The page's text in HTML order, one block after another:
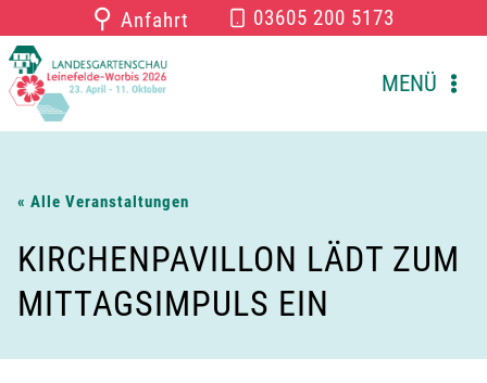
Inhalt
springen
⚲ Anfahrt 03605 200 5173
MENÜ
« Alle Veranstaltungen
KIRCHENPAVILLON LÄDT ZUM
MITTAGSIMPULS EIN